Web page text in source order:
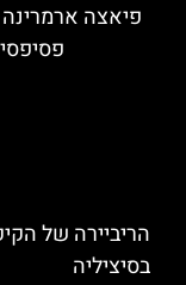
הריביירה של
בסיציליה